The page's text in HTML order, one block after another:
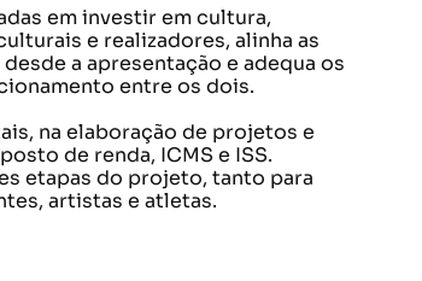
em investir em cultura,
e realizadores, alinha as
a apresentação e adequa os
entre os dois.
na elaboração de projetos e
de renda, ICMS e ISS.
etapas do projeto, tanto para
artistas e atletas.